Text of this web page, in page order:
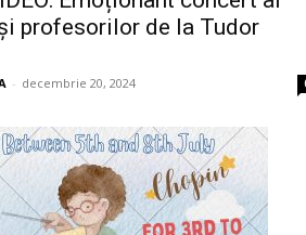
profesorilor de la Tudor
- decembrie 20, 2024